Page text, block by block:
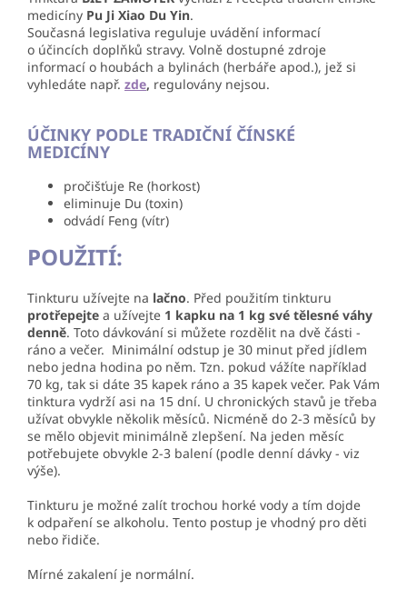
medicíny Pu Ji Xiao Du Yin.
Současná legislativa reguluje uvádění informací
o účincích doplňků stravy. Volně dostupné zdroje
informací o houbách a bylinách (herbáře apod.), jež si
vyhledáte např. zde, regulovány nejsou.
ÚČINKY PODLE TRADIČNÍ ČÍNSKÉ
MEDICÍNY
pročišťuje Re (horkost)
eliminuje Du (toxin)
odvádí Feng (vítr)
POUŽITÍ:
Tinkturu užívejte na lačno. Před použitím tinkturu
protřepejte a užívejte 1 kapku na 1 kg své tělesné váhy
denně. Toto dávkování si můžete rozdělit na dvě části -
ráno a večer. Minimální odstup je 30 minut před jídlem
nebo jedna hodina po něm. Tzn. pokud vážíte například
70 kg, tak si dáte 35 kapek ráno a 35 kapek večer. Pak Vám
tinktura vydrží asi na 15 dní. U chronických stavů je třeba
užívat obvykle několik měsíců. Nicméně do 2-3 měsíců by
se mělo objevit minimálně zlepšení. Na jeden měsíc
potřebujete obvykle 2-3 balení (podle denní dávky - viz
výše).
Tinkturu je možné zalít trochou horké vody a tím dojde
k odpaření se alkoholu. Tento postup je vhodný pro děti
nebo řidiče.
Mírné zakalení je normální.